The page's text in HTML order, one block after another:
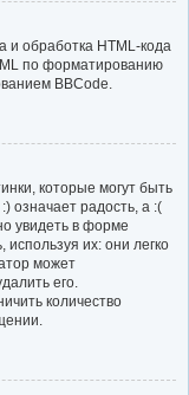
обработка HTML-кода
по форматированию
BBCode.
которые могут быть
означает радость, а :(
увидеть в форме
их: они легко
может
его.
количество